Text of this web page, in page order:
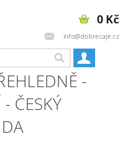
info@dobrecaje.cz
0 Kč
-
ČESKÝ